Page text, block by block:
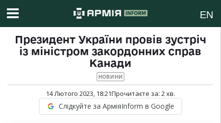
EN
Президент України провів зустріч
із міністром закордонних справ
Канади
НОВИНИ
14 Лютого 2023, 18:21Прочитаєте за: 2хв.
Слідкуйте за АрміяInform в Google